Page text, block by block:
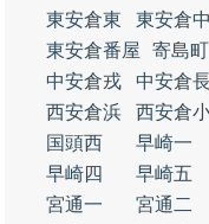
東安倉東
東安倉中
東安倉番屋
寄島町
中安倉戎
中安倉
西安倉浜
西安倉
国頭西
早崎一
早崎四
早崎五
宮通一
宮通二